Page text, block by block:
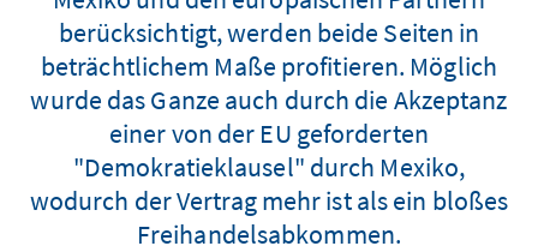
berücksichtigt, werden beide Seiten in
beträchtlichem Maße profitieren. Möglich
wurde das Ganze auch durch die Akzeptanz
einer von der EU geforderten
"Demokratieklausel" durch Mexiko,
wodurch der Vertrag mehr ist als ein bloßes
Freihandelsabkommen.